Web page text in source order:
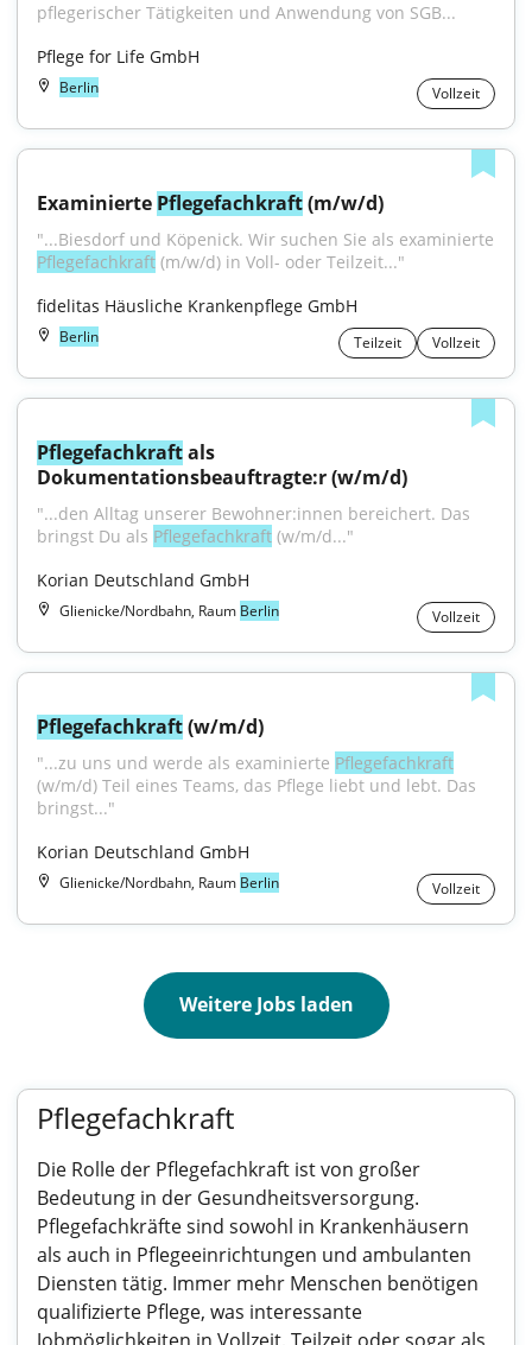
pflegerischer Tätigkeiten und Anwendung von SGB...
Pflege for Life GmbH
Berlin Vollzeit
Examinierte Pflegefachkraft (m/w/d)
Pflegefachkraft (m/w/d) in Voll- oder Teilzeit..."
fidelitas Häusliche Krankenpflege GmbH
Berlin Teilzeit Vollzeit
Pflegefachkraft als
Dokumentationsbeauftragte:r (w/m/d)
"...den Alltag unserer Bewohner:innen bereichert. Das
bringst Du als Pflegefachkraft (w/m/d..."
Korian Deutschland GmbH
Glienicke/Nordbahn, Raum Berlin Vollzeit
Pflegefachkraft (w/m/d)
"...zu uns und werde als examinierte Pflegefachkraft
(w/m/d) Teil eines Teams, das Pflege liebt und lebt. Das
bringst..."
Korian Deutschland GmbH
Glienicke/Nordbahn, Raum Berlin Vollzeit
Weitere Jobs laden
Pflegefachkraft
Die Rolle der Pflegefachkraft ist von großer
Bedeutung in der Gesundheitsversorgung.
Pflegefachkräfte sind sowohl in Krankenhäusern
als auch in Pflegeeinrichtungen und ambulanten
Diensten tätig. Immer mehr Menschen benötigen
qualifizierte Pflege, was interessante